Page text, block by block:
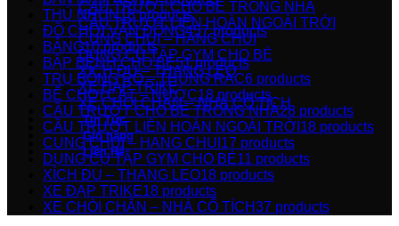
CẦU TRƯỢT CHO BÉ TRONG NHÀ
CẦU TRƯỢT LIÊN HOÀN NGOÀI TRỜI
CUNG CHUI – HANG CHUI
DỤNG CỤ TẬP GYM CHO BÉ
XÍCH ĐU – THANG LEO
XE ĐẠP TRIKE
XE CHÒI CHÂN – NHÀ CỔ TÍCH
Tin Tức
Giỏ hàng
Liên Hệ
THÚ NHÚN18 products
ĐỒ CHƠI VẬN ĐỘNG457 products
BẢNG10 products
BẬP BÊNH CHO BÉ51 products
TRỤ BÓNG RỔ – THÙNG RÁC6 products
BỂ CHƠI CÁT – NƯỚC18 products
CẦU TRƯỢT CHO BÉ TRONG NHÀ28 products
CẦU TRƯỢT LIÊN HOÀN NGOÀI TRỜI 18 products
CUNG CHUI – HANG CHUI 17 products
DỤNG CỤ TẬP GYM CHO BÉ11 products
XÍCH ĐU – THANG LEO18 products
XE ĐẠP TRIKE18 products
XE CHÒI CHÂN – NHÀ CỔ TÍCH37 products